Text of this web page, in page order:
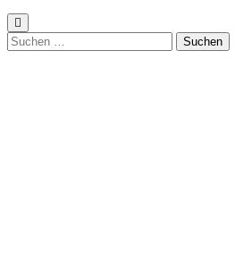
Suchen
nach: